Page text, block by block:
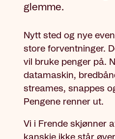
glemme.
Nytt sted og nye
store forventninger.
vil bruke penger på.
datamaskin,
streames, snappes
Pengene renner ut.
Vi i Frende skjønner